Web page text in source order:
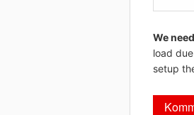
We
load
setup